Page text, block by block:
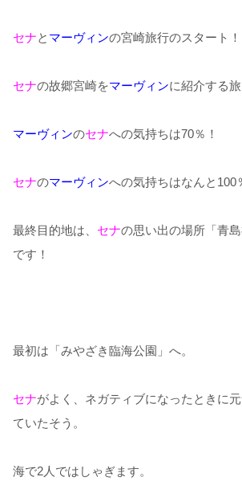
セナと マーヴィンの宮崎旅行のスタート！
セナの故郷宮崎をマーヴィンに紹介する
マーヴィンのセナへの気持ちは70％！
セナのマーヴィンへの気持ちはなんと 100
最終目的地は、 セナの思い出の場所 「青
です！
最初は 「みやざき臨海公園」 へ。
セナがよく、ネガティブになったときに
ていたそう。
海で2人ではしゃぎます。